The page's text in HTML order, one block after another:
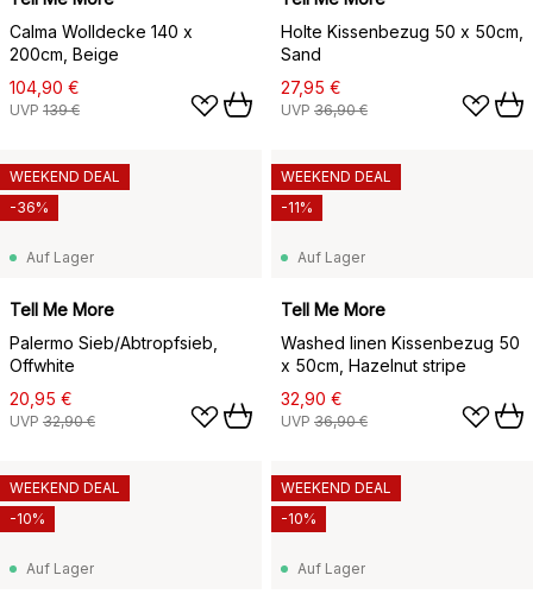
Calma Wolldecke 140 x
200cm, Beige
104,90 €
UVP 139 €
Holte Kissenbezug 50 x 50cm,
Sand
27,95 €
UVP 36,90 €
Auf Lager
Tell Me More
Palermo Sieb/Abtropfsieb,
Offwhite
20,95 €
UVP 32,90 €
WEEKEND DEAL
-36%
Auf Lager
Tell Me More
Washed linen Kissenbezug 50
x 50cm, Hazelnut stripe
32,90 €
UVP 36,90 €
WEEKEND DEAL
-11%
Auf Lager
WEEKEND DEAL
-10%
Auf Lager
WEEKEND DEAL
-10%